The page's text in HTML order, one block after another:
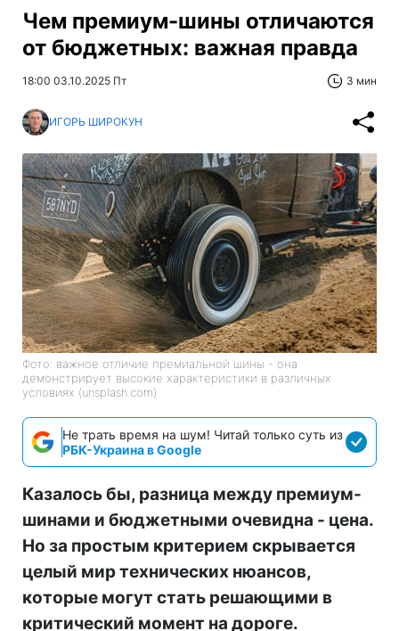
Чем премиум-шины отличаются
от бюджетных: важная правда
18:00 03.10.2025 Пт 3 мин
ИГОРЬ ШИРОКУН
Фото: важное отличие премиальной шины - она
демонстрирует высокие характеристики в различных
условиях (unsplash.com)
Не трать время на шум! Читай только суть из
РБК-Украина в Google
Казалось бы, разница между премиум-
шинами и бюджетными очевидна - цена.
Но за простым критерием скрывается
целый мир технических нюансов,
которые могут стать решающими в
критический момент на дороге.